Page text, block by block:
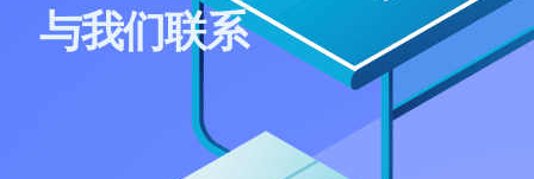
与我们联系